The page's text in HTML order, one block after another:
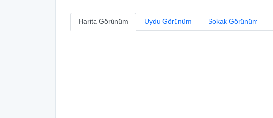
Harita Görünüm Uydu Görünüm Sokak Görünüm